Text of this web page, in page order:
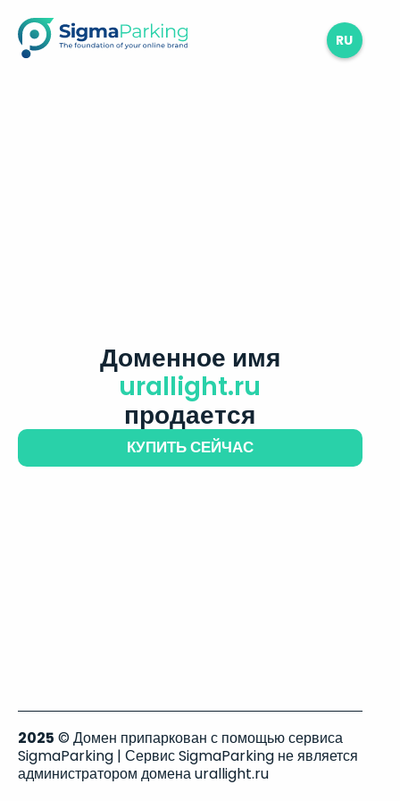
RU
Доменное имя
urallight.ru
продается
КУПИТЬ СЕЙЧАС
2025 © Домен припаркован с помощью сервиса
SigmaParking | Сервис SigmaParking не является
администратором домена urallight.ru